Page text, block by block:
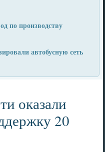
по производству
автобусную сеть
оказали
20